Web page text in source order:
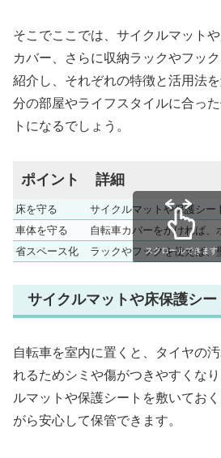
そこでここでは、サイクルマット
カバー、さらに収納ラックやフッ
紹介し、それぞれの特徴と活用法
分の部屋やライフスタイルに合っ
トになるでしょう。
ポイント 詳細
床を守る
サイクルマットや保護シー
車体を守る
自転車カバーをかければ
省スペース化
ラックやフックを使えば
スクロールできます
サイクルマットや床保護シー
自転車を室内に置くと、タイヤの
れるためシミや傷がつきやすくな
ルマットや保護シートを敷いてお
がら安心して保管できます。